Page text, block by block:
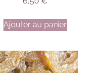
Ajouter au panier